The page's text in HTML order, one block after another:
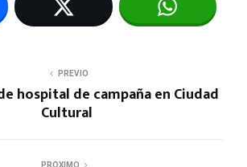
PREVIO
hospital de campaña en Ciudad
Cultural
PROXIMO